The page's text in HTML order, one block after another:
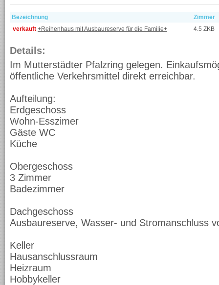
Bezeichnung
Zimmer
verkauft +Reihenhaus mit Ausbaureserve für die Familie+ 4.5 ZKB
Details:
Im Mutterstädter Pfalzring gelegen.
öffentliche Verkehrsmittel direkt erreichbar.
Aufteilung:
Erdgeschoss
Wohn-Esszimer
Gäste WC
Küche
Obergeschoss
3 Zimmer
Badezimmer
Dachgeschoss
Ausbaureserve, Wasser- und Stromanschluss
Keller
Hausanschlussraum
Heizraum
Hobbykeller